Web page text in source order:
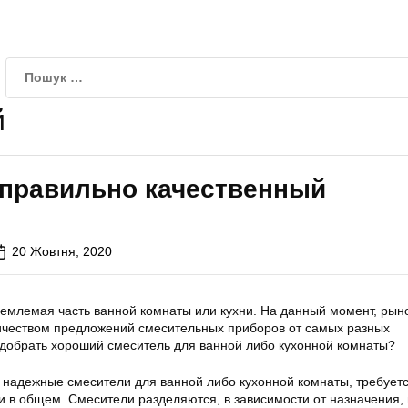
качественный
20 Жовтня, 2020
часть ванной комнаты или кухни. На данный момент,
предложений смесительных приборов от самых разных
хороший смеситель для ванной либо кухонной комнаты?
смесители для ванной либо кухонной комнаты,
в общем. Смесители разделяются, в зависимости от назначения,